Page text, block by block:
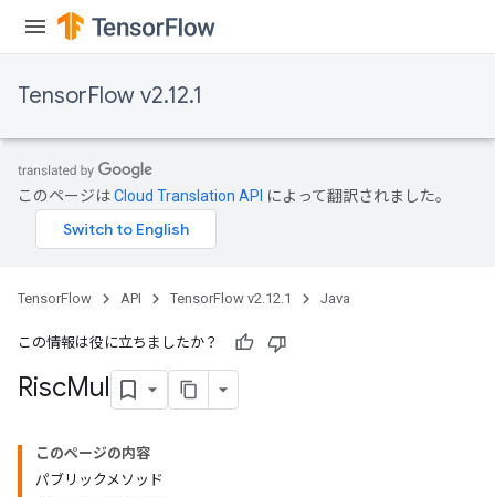
TensorFlow v2.12.1
このページはCloud Translation API によって翻訳されました。
TensorFlow API TensorFlow v2.12.1 Java
この情報は役に立ちましたか？
RiscMul
このページの内容
パブリックメソッド